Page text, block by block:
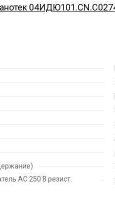
АС 250 В резист.